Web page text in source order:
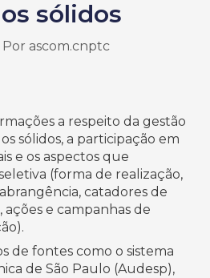
sólidos
Por ascom.cnptc
a respeito da gestão
sólidos, a participação em
e os aspectos que
(forma de realização,
catadores de
ações e campanhas de
de fontes como o sistema
de São Paulo (Audesp),